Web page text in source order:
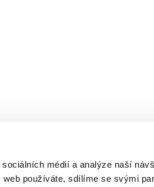
médií a analýze naší
používáte, sdílíme se svými